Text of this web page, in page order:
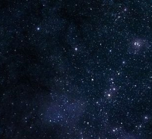
de films